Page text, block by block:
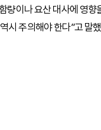
량이나 요산 대사에 영향
시 주의해야 한다”고 말